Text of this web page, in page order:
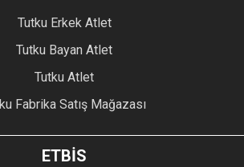
Tutku Erkek Atlet
Tutku Bayan Atlet
Tutku Atlet
Fabrika Satış Mağazası
ETBİS